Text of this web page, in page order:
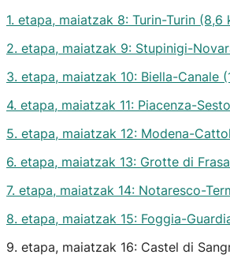
1. etapa, maiatzak 8: Turin-Turin (8,6
2. etapa, maiatzak 9: Stupinigi-
3. etapa, maiatzak 10: Biella-Canale
4. etapa, maiatzak 11: Piacenza-
5. etapa, maiatzak 12: Modena-
6. etapa, maiatzak 13: Grotte di
7. etapa, maiatzak 14: Notaresco-
8. etapa, maiatzak 15: Foggia-
9. etapa, maiatzak 16: Castel di